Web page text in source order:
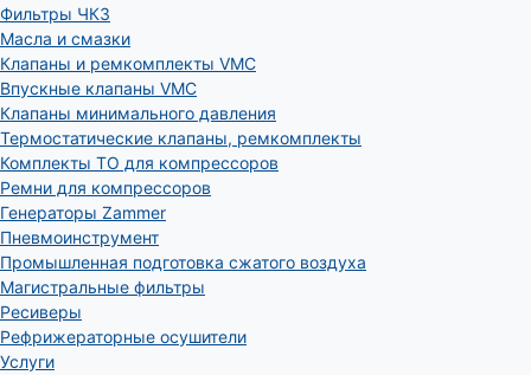
Фильтры ЧКЗ
Масла и смазки
Клапаны и ремкомплекты VMC
Впускные клапаны VMC
Клапаны минимального давления
Термостатические клапаны, ремкомплекты
Комплекты ТО для компрессоров
Ремни для компрессоров
Генераторы Zammer
Пневмоинструмент
Промышленная подготовка сжатого воздуха
Магистральные фильтры
Ресиверы
Рефрижераторные осушители
Услуги